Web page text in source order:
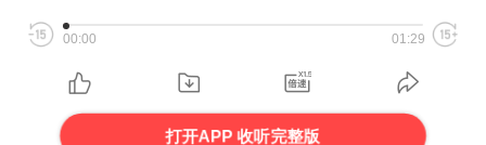
00:00 01:29
打开APP 收听完整版